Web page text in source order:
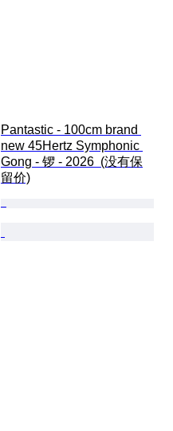
Pantastic - 100cm brand
new 45Hertz Symphonic
Gong - 锣 - 2026  (没有保
留价)